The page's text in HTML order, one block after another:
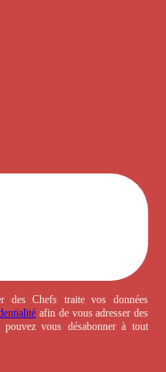
des Chefs traite vos données
afin de vous adresser des
vous désabonner à tout